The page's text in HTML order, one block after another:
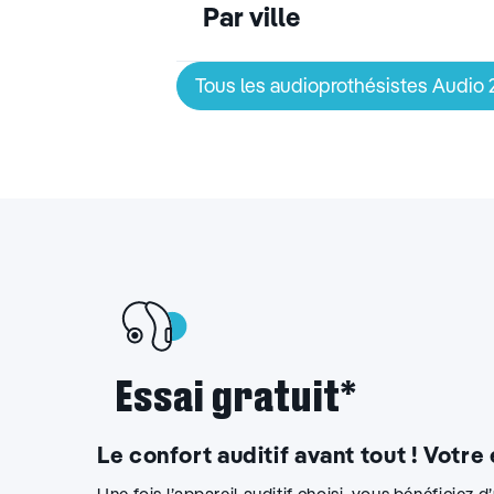
Audioprothésiste La Ferte
FerméOuvre à 09:00
23 Rue Denfert Rochereau
02 43 93 04 29
Par ville
Tous les audioprothésistes Audio
Essai gratuit*
Le confort auditif avant tout !